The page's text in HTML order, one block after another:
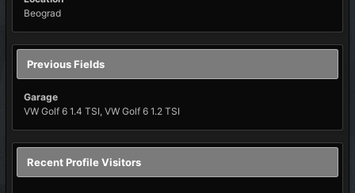
Beograd
Previous Fields
Garage
VW Golf 6 1.4 TSI, VW Golf 6 1.2 TSI
Recent Profile Visitors